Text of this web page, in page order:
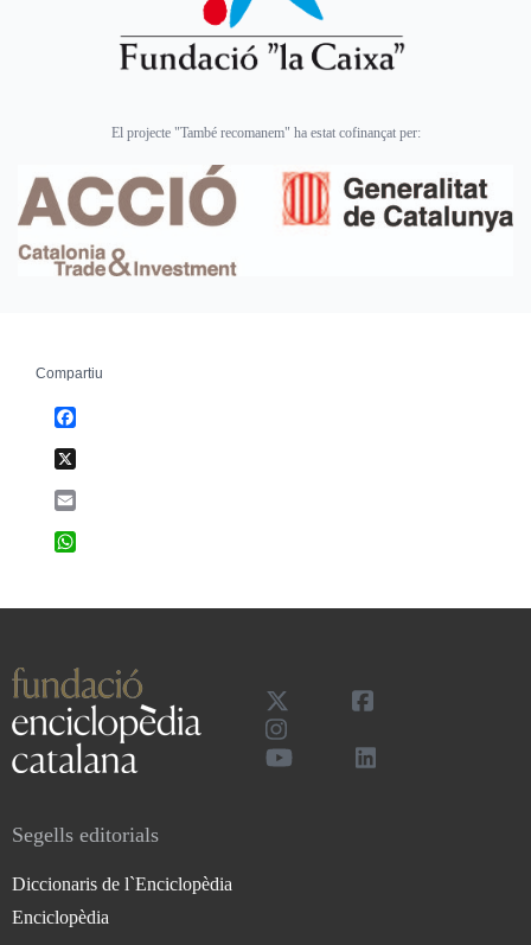
El projecte "També recomanem" ha estat cofinançat per:
Compartiu
Segells editorials
Diccionaris de l`Enciclopèdia
Enciclopèdia